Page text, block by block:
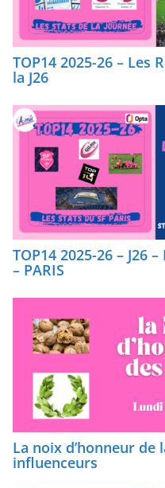
TOP14 2025-26 – Les
la J26
TOP14 2025-26 – J26
– PARIS
La noix d’honneur de
influenceurs